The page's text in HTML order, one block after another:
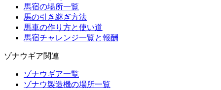
馬宿の場所一覧
馬の引き継ぎ方法
馬車の作り方と使い道
馬宿チャレンジ一覧と報酬
ゾナウギア関連
ゾナウギア一覧
ゾナウ製造機の場所一覧